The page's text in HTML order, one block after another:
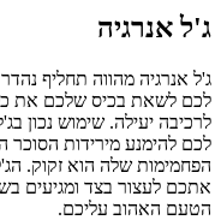
ג'ל אנרגיה
ג'ל אנרגיה מהווה תחליף
לכם לשאת בכיס שלכם את כל
לרכיבה יעילה. שימוש נכון
לכם להימנע מירידות
הפחמימות שלה הוא זקוק.
אתכם לעצור בצד ומגיעים
הטעם האהוב עליכם.